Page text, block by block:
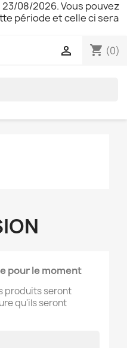
08/2026. Vous pouvez
période et celle ci sera
shopping_cart (0)

pour le moment
produits seront
qu'ils seront